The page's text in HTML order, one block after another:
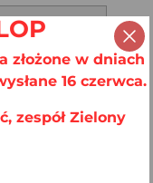
złożone w dniach
16 czerwca.
zespół Zielony